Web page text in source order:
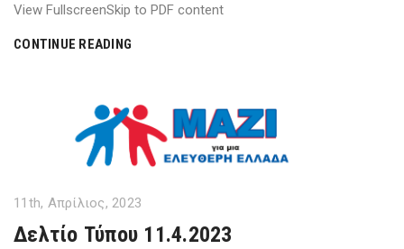
View FullscreenSkip to PDF content
CONTINUE READING
11th, Απρίλιος, 2023
Δελτίο Τύπου 11.4.2023